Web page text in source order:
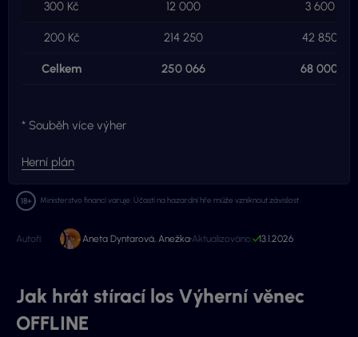
Celkem 250 066 68 000
300 Kč 12 000 3 600
200 Kč 214 250 42 850
* Souběh více výher
Herní plán
Ministerstvo financí varuje: Účastí na hazardní hře může vzniknout závislost.
Autoři: Aneta Dyntarová, Anežka Aktualizováno: 13.1.2026
Jak hrát stírací los Výherní věnec
OFFLINE